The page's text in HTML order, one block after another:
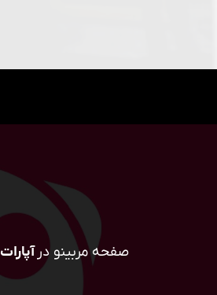
صفحه مربینو در آپارات